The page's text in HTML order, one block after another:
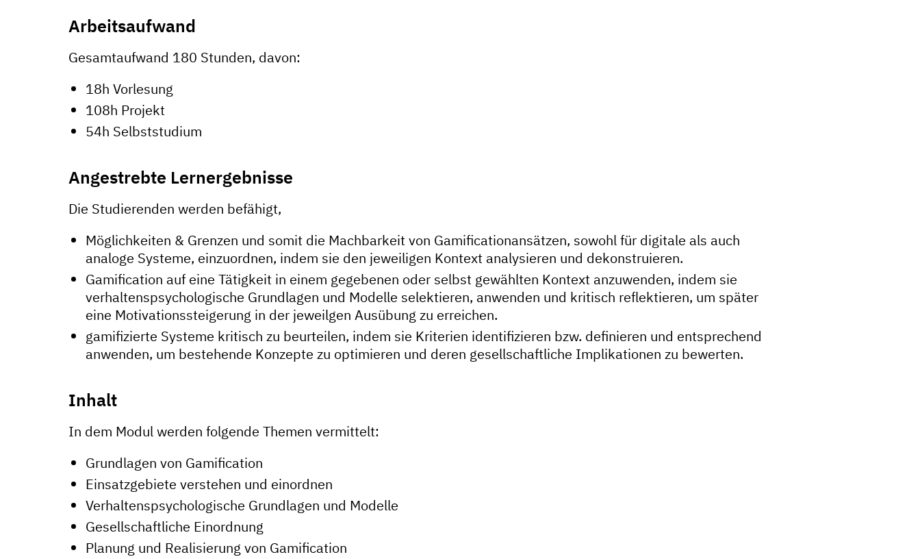
Arbeitsaufwand
Gesamtaufwand 180 Stunden, davon:
18h Vorlesung
108h Projekt
54h Selbststudium
Angestrebte Lernergebnisse
Die Studierenden werden befähigt,
Möglichkeiten & Grenzen und somit die Machbarkeit von Gamificationansätzen, sowohl für digitale als auch
analoge Systeme, einzuordnen, indem sie den jeweiligen Kontext analysieren und dekonstruieren.
Gamification auf eine Tätigkeit in einem gegebenen oder selbst gewählten Kontext anzuwenden, indem sie
verhaltenspsychologische Grundlagen und Modelle selektieren, anwenden und kritisch reflektieren, um später
eine Motivationssteigerung in der jeweilgen Ausübung zu erreichen.
gamifizierte Systeme kritisch zu beurteilen, indem sie Kriterien identifizieren bzw. definieren und entsprechend
anwenden, um bestehende Konzepte zu optimieren und deren gesellschaftliche Implikationen zu bewerten.
Inhalt
In dem Modul werden folgende Themen vermittelt:
Grundlagen von Gamification
Einsatzgebiete verstehen und einordnen
Verhaltenspsychologische Grundlagen und Modelle
Gesellschaftliche Einordnung
Planung und Realisierung von Gamification